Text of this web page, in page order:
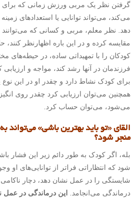
گرفتن نظر یک مربی ورزش زمانی که برای
می‌کند، می‌تواند توانایی یا استعدادهای
دهد. نظر معلم، مربی و کسانی که می‌توانند
مقایسه کرده و در این باره اظهارنظر
کودکان را با تمهیداتی ساده، در حیطه‌های
فرزندمان در آنها رشد کند، مواجه و ارزیابی
برای کودک نشاط دارد و چقدر او در این
همچنین می‌توان ارزیابی کرد چقدر روی
می‌شود، می‌توان حساب کرد.
القای «تو باید بهترین باشی»
منجر شود؟
بله، اگر کودک به طور دائم زیر این فشار
شود که انتظاراتی فراتر از توانایی‌های او
شایستگی را در عمل نشان دهد، دچار
درماندگی می‌انجامد. این درماندگی در